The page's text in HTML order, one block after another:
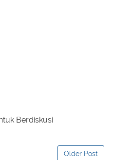
Berdiskusi
Older Post